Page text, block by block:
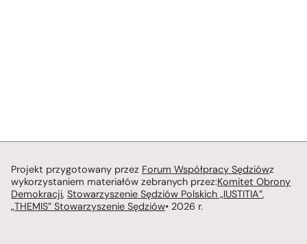
Projekt przygotowany przez Forum Współpracy Sędziówz
wykorzystaniem materiałów zebranych przez:Komitet Obrony
Demokracji, Stowarzyszenie Sędziów Polskich „IUSTITIA”,
„THEMIS” Stowarzyszenie Sędziów• 2026 r.